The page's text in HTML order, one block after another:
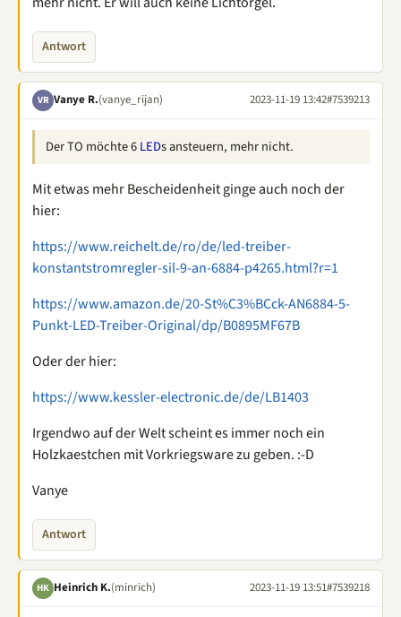
Antwort
VR Vanye R.(vanye_rijan) 2023-11-19 13:42#7539213
Der TO möchte 6LEDs ansteuern, mehr nicht.
Mit etwas mehr Bescheidenheit ginge auch noch der
hier:
https://www.reichelt.de/ro/de/led-treiber-
konstantstromregler-sil-9-an-6884-p4265.html?r=1
https://www.amazon.de/20-St%C3%BCck-AN6884-5-
Punkt-LED-Treiber-Original/dp/B0895MF67B
Oder der hier:
https://www.kessler-electronic.de/de/LB1403
Irgendwo auf der Welt scheint es immer noch ein
Holzkaestchen mit Vorkriegsware zu geben. :-D
Vanye
Antwort
HK Heinrich K.(minrich) 2023-11-19 13:51#7539218